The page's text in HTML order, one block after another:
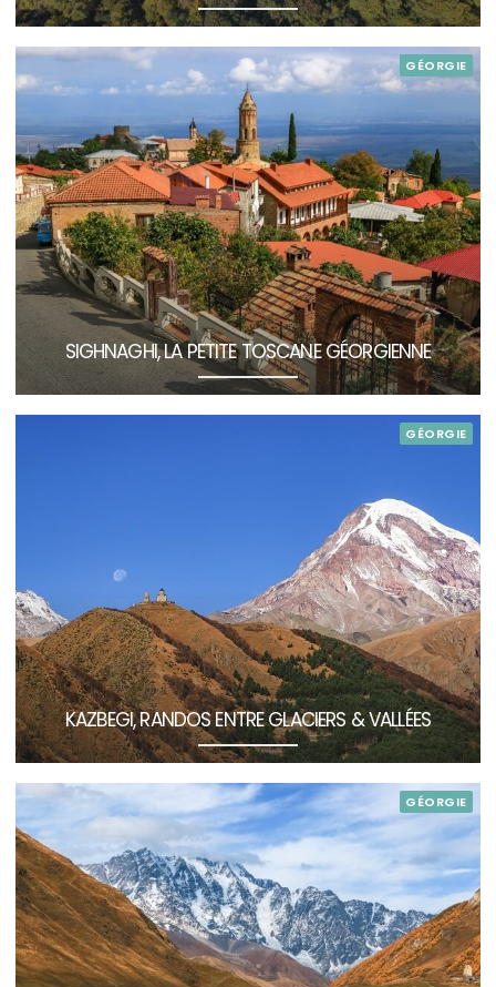
GÉORGIE
SIGHNAGHI, LA PETITE TOSCANE GÉORGIENNE
GÉORGIE
KAZBEGI, RANDOS ENTRE GLACIERS & VALLÉES
GÉORGIE